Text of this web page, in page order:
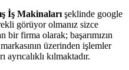
İş Makinaları şeklinde google
görüyor olmanız sizce
bir firma olarak; başarımızın
üzerinden işlemler
kılmaktadır.